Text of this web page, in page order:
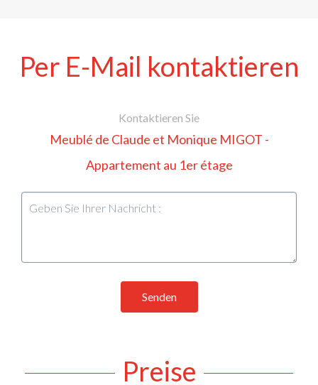
Per E-Mail kontaktieren
Kontaktieren Sie
Meublé de Claude et Monique MIGOT -
Appartement au 1er étage
Senden
Preise